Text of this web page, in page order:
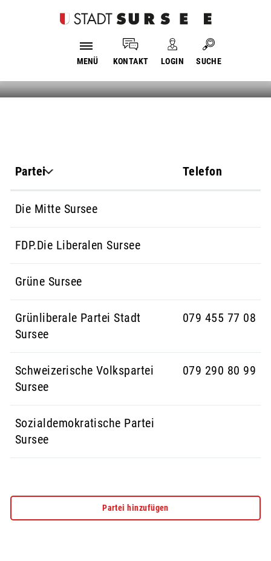
Kopfzeile
MENÜ KONTAKT LOGIN SUCHE
Inhalt
Politik Parteien
Partei Telefon
Die Mitte Sursee
FDP.Die Liberalen Sursee
Grüne Sursee
Grünliberale Partei Stadt
Sursee
079 455 77 08
Schweizerische Volkspartei
Sursee
079 290 80 99
Sozialdemokratische Partei
Sursee
Partei hinzufügen